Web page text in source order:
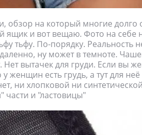
обзор на который многие долго
ящик и вот вещаю. Фото на себе
тьфу. По-порядку. Реальность
ну может в темноте.
Нет вытачек для груди. Если вы
женщин есть грудь, а тут для
ни хлопковой ни
части и "ластовицы"